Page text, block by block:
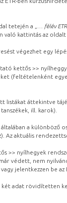
tetején a „ … félév
kattintás az oldalt
végezhet egy
kettős >>
(feltételenként
listákat áttekintve
ill. karok).
a
Az aktuális
>> nyílhegyek
védett, nem
jelentkezzen be
két adat rövidítetten